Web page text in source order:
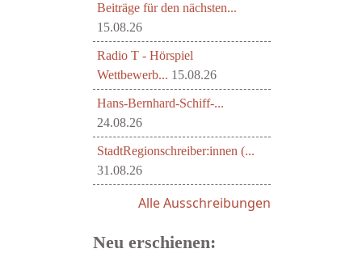
Beiträge für den nächsten...
15.08.26
Radio T - Hörspiel
Wettbewerb... 15.08.26
Hans-Bernhard-Schiff-...
24.08.26
StadtRegionschreiber:innen (...
31.08.26
Alle Ausschreibungen
Neu erschienen: